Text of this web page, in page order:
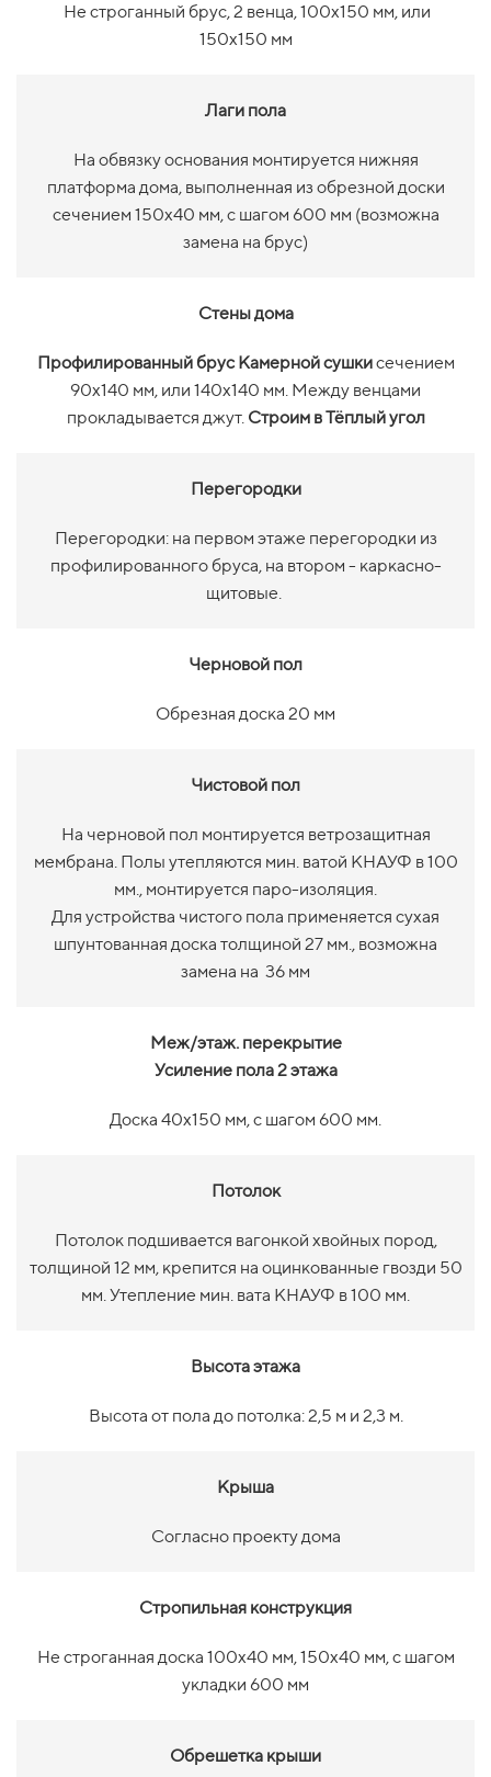
Не строганный брус, 2 венца, 100х150 мм, или
150х150 мм
Лаги пола
На обвязку основания монтируется нижняя
платформа дома, выполненная из обрезной доски
сечением 150х40 мм, с шагом 600 мм (возможна
замена на брус)
Стены дома
Профилированный брус Камерной сушкисечением
90х140 мм, или 140х140 мм. Между венцами
прокладывается джут.Строим в Тёплый угол
Перегородки
Перегородки: на первом этаже перегородки из
профилированного бруса, на втором - каркасно-
щитовые.
Черновой пол
Обрезная доска 20 мм
Чистовой пол
На черновой пол монтируется ветрозащитная
мембрана. Полы утепляются мин. ватой КНАУФ в 100
мм., монтируется паро-изоляция.
Для устройства чистого пола применяется сухая
шпунтованная доска толщиной 27 мм., возможна
замена на 36 мм
Меж/этаж. перекрытие
Усиление пола 2 этажа
Доска 40х150 мм, с шагом 600 мм.
Потолок
Потолок подшивается вагонкой хвойных пород,
толщиной 12 мм, крепится на оцинкованные гвозди 50
мм. Утепление мин. вата КНАУФ в 100 мм.
Высота этажа
Высота от пола до потолка: 2,5 м и 2,3 м.
Крыша
Согласно проекту дома
Стропильная конструкция
Не строганная доска 100х40 мм, 150х40 мм, с шагом
укладки 600 мм
Обрешетка крыши